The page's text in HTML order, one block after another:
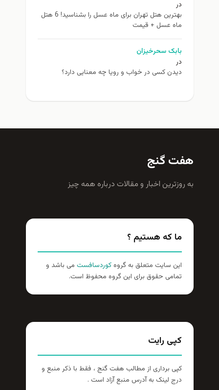
در
بهترین هتل تهران برای ماه عسل را بشناسید! 6 هتل
ماه عسل + قیمت
بابک سحرخیزان
در
دیدن کسی در خواب و رویا چه معنایی دارد؟
هفت گنج
به روزترين اخبار و مقالات درباره همه چيز
ما که هستیم ؟
این سایت متعلق به گروهکوردسافست می باشد و
تمامی حقوق برای این گروه محفوظ است.
کپی رایت
کپی برداری از مطالب هفت گنج ، فقط با ذکر منبع و
درج لینک به آدرس منبع آزاد است .